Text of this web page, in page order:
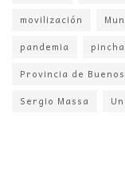
movilización
pandemia
pincha
Provincia de
Sergio Massa